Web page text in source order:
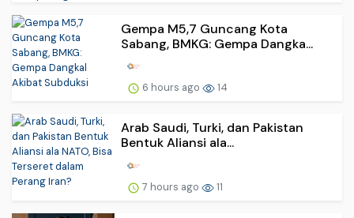
Gempa M5,7 Guncang Kota
Sabang, BMKG: Gempa Dangka...
6 hours ago 14
Arab Saudi, Turki, dan Pakistan
Bentuk Aliansi ala...
7 hours ago 11